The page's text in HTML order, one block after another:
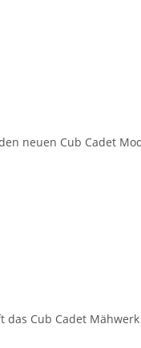
neuen Cub Cadet
Cub Cadet